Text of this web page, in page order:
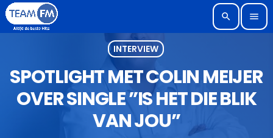
search menu
INTERVIEW
SPOTLIGHT MET COLIN MEIJER
OVER SINGLE ”IS HET DIE BLIK
VAN JOU”